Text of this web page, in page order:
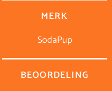
MERK
SodaPup
BEOORDELING